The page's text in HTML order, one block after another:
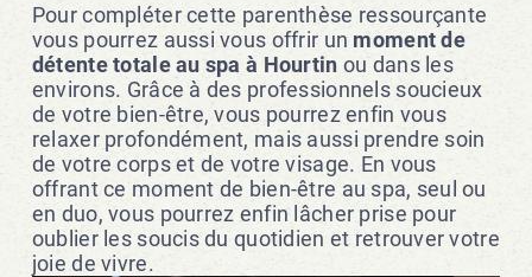
Pour compléter cette parenthèse ressourçante
vous pourrez aussi vous offrir un moment de
détente totale au spa à Hourtin ou dans les
environs. Grâce à des professionnels soucieux
de votre bien-être, vous pourrez enfin vous
relaxer profondément, mais aussi prendre soin
de votre corps et de votre visage. En vous
offrant ce moment de bien-être au spa, seul ou
en duo, vous pourrez enfin lâcher prise pour
oublier les soucis du quotidien et retrouver votre
joie de vivre.